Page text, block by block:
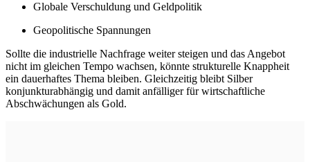
Globale Verschuldung und Geldpolitik
Geopolitische Spannungen
Sollte die industrielle Nachfrage weiter steigen und das Angebot
nicht im gleichen Tempo wachsen, könnte strukturelle Knappheit
ein dauerhaftes Thema bleiben. Gleichzeitig bleibt Silber
konjunkturabhängig und damit anfälliger für wirtschaftliche
Abschwächungen als Gold.